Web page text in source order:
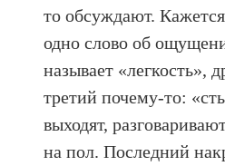
то обсуждают.
одно слово об
называет «легкость»,
третий почему-то:
выходят,
на пол. Последний